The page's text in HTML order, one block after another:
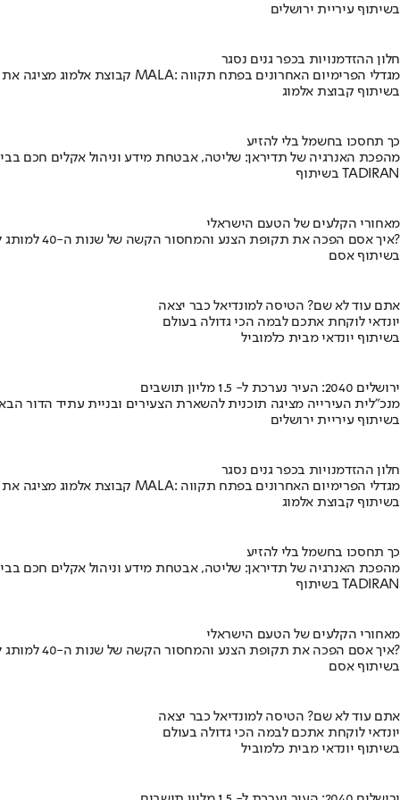
בשיתוף עיריית ירושלים
חלון ההזדמנויות בכפר גנים נסגר
קבוצת אלמוג מציגה את פרויקט MALA: מגדלי הפרימיום האחרונים בפתח תקווה
בשיתוף קבוצת אלמוג
כך תחסכו בחשמל בלי להזיע
מהפכת האנרגיה של תדיראן: שליטה, אבטחת מידע וניהול אקלים חכם
בשיתוף TADIRAN
מאחורי הקלעים של הטעם הישראלי
איך אסם הפכה את תקופת הצנע והמחסור הקשה של שנות ה-40 למותג לאומי?
בשיתוף אסם
אתם עוד לא שם? הטיסה למונדיאל כבר יצאה
יונדאי לוקחת אתכם לבמה הכי גדולה בעולם
בשיתוף יונדאי מבית כלמוביל
ירושלים 2040: העיר נערכת ל- 1.5 מליון תושבים
מנכ"לית העירייה מציגה תוכנית להשארת הצעירים ובניית עתיד הדור
בשיתוף עיריית ירושלים
חלון ההזדמנויות בכפר גנים נסגר
קבוצת אלמוג מציגה את פרויקט MALA: מגדלי הפרימיום האחרונים בפתח תקווה
בשיתוף קבוצת אלמוג
כך תחסכו בחשמל בלי להזיע
מהפכת האנרגיה של תדיראן: שליטה, אבטחת מידע וניהול אקלים חכם
בשיתוף TADIRAN
מאחורי הקלעים של הטעם הישראלי
איך אסם הפכה את תקופת הצנע והמחסור הקשה של שנות ה-40 למותג לאומי?
בשיתוף אסם
אתם עוד לא שם? הטיסה למונדיאל כבר יצאה
יונדאי לוקחת אתכם לבמה הכי גדולה בעולם
בשיתוף יונדאי מבית כלמוביל